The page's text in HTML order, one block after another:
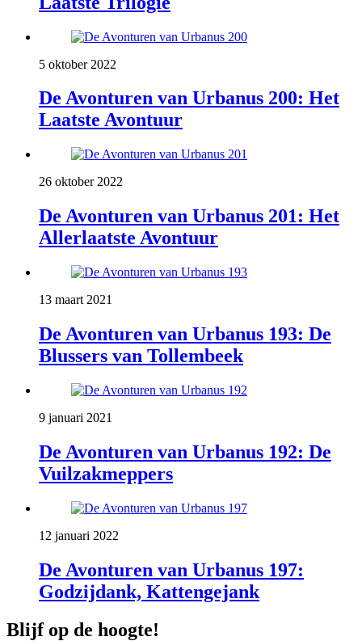
5 oktober 2022
De Avonturen van Urbanus 200: Het
Laatste Avontuur
26 oktober 2022
De Avonturen van Urbanus 201: Het
Allerlaatste Avontuur
13 maart 2021
De Avonturen van Urbanus 193: De
Blussers van Tollembeek
9 januari 2021
De Avonturen van Urbanus 192: De
Vuilzakmeppers
12 januari 2022
De Avonturen van Urbanus 197:
Godzijdank, Kattengejank
Blijf op de hoogte!